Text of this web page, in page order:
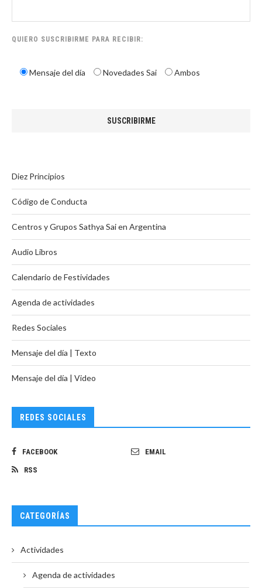
QUIERO SUSCRIBIRME PARA RECIBIR:
Mensaje del día Novedades Sai Ambos
Diez Principios
Código de Conducta
Centros y Grupos Sathya Sai en Argentina
Audio Libros
Calendario de Festividades
Agenda de actividades
Redes Sociales
Mensaje del día | Texto
Mensaje del día | Video
REDES SOCIALES
FACEBOOK EMAIL
RSS
CATEGORÍAS
Actividades
Agenda de actividades